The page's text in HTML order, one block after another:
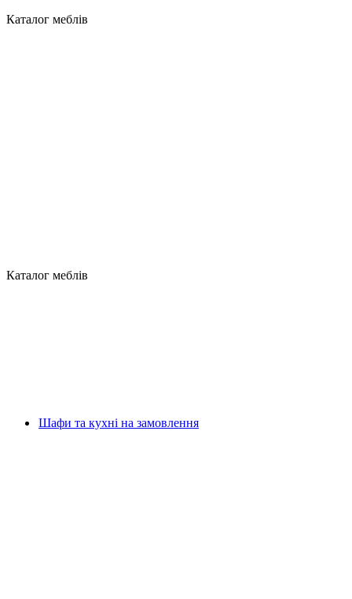
Каталог меблів
Каталог меблів
Шафи та кухні на замовлення